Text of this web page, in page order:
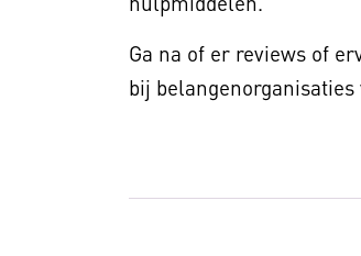
Ga na of er reviews of
bij